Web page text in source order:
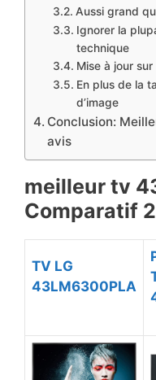
Aussi grand
Ignorer la
technique
Mise à jour
En plus de la
d’image
Conclusion:
avis
meilleur tv
Comparatif
TV LG
43LM6300PLA